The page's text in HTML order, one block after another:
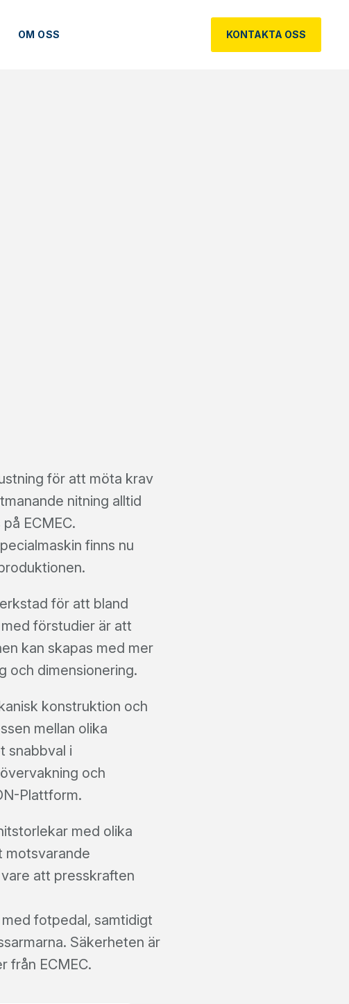
OM OSS KONTAKTA OSS
för att möta krav
nitning alltid
ECMEC.
finns nu
för att bland
förstudier är att
kan skapas med mer
och dimensionering.
konstruktion och
mellan olika
snabbval i
och
Plattform.
med olika
motsvarande
att presskraften
fotpedal, samtidigt
Säkerheten är
från ECMEC.